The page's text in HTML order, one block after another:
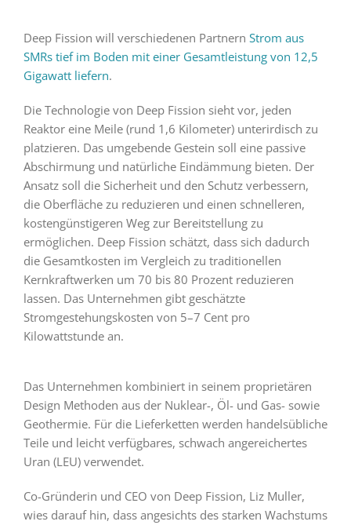
Deep Fission will verschiedenen Partnern Strom aus
SMRs tief im Boden mit einer Gesamtleistung von 12,5
Gigawatt liefern.
Die Technologie von Deep Fission sieht vor, jeden
Reaktor eine Meile (rund 1,6 Kilometer) unterirdisch zu
platzieren. Das umgebende Gestein soll eine passive
Abschirmung und natürliche Eindämmung bieten. Der
Ansatz soll die Sicherheit und den Schutz verbessern,
die Oberfläche zu reduzieren und einen schnelleren,
kostengünstigeren Weg zur Bereitstellung zu
ermöglichen. Deep Fission schätzt, dass sich dadurch
die Gesamtkosten im Vergleich zu traditionellen
Kernkraftwerken um 70 bis 80 Prozent reduzieren
lassen. Das Unternehmen gibt geschätzte
Stromgestehungskosten von 5–7 Cent pro
Kilowattstunde an.
Das Unternehmen kombiniert in seinem proprietären
Design Methoden aus der Nuklear-, Öl- und Gas- sowie
Geothermie. Für die Lieferketten werden handelsübliche
Teile und leicht verfügbares, schwach angereichertes
Uran (LEU) verwendet.
Co-Gründerin und CEO von Deep Fission, Liz Muller,
wies darauf hin, dass angesichts des starken Wachstums